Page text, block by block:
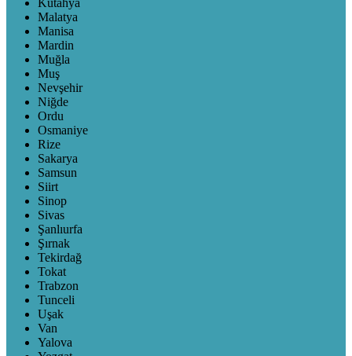
Kütahya
Malatya
Manisa
Mardin
Muğla
Muş
Nevşehir
Niğde
Ordu
Osmaniye
Rize
Sakarya
Samsun
Siirt
Sinop
Sivas
Şanlıurfa
Şırnak
Tekirdağ
Tokat
Trabzon
Tunceli
Uşak
Van
Yalova